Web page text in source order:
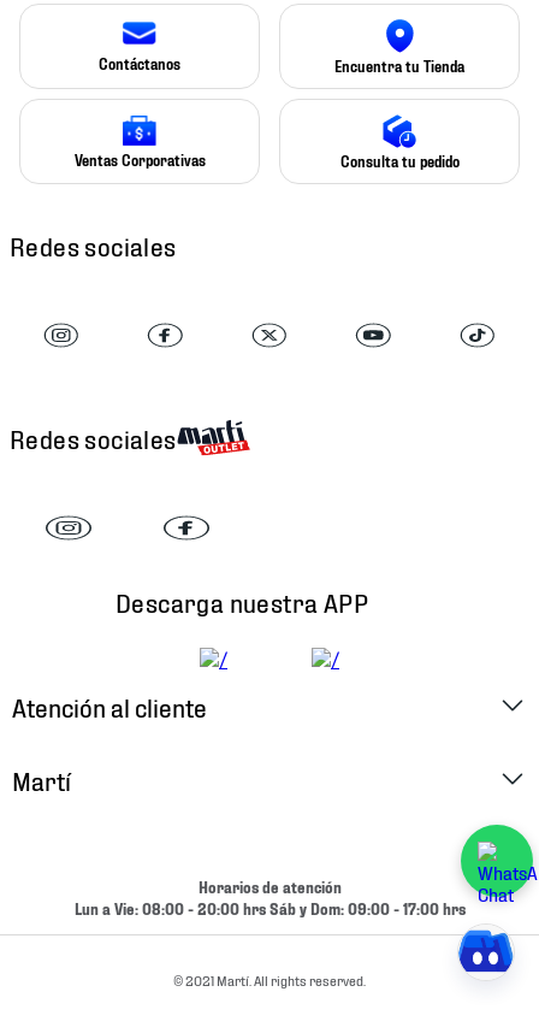
Contáctanos Encuentra tu Tienda
Ventas Corporativas Consulta tu pedido
Redes sociales
Redes sociales
Descarga nuestra APP
Atención al cliente
Cambios y Devoluciones
Martí
Términos y Condiciones
Horarios de atención
Lun a Vie: 08:00 - 20:00 hrs Sáb y Dom: 09:00 - 17:00 hrs
© 2021 Martí. All rights reserved.